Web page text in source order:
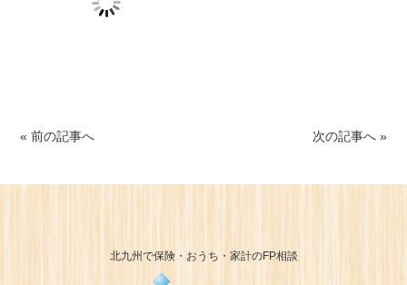
« 前の記事へ 次の記事へ »
北九州で保険・おうち・家計のFP相談